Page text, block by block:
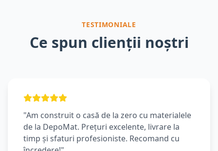
TESTIMONIALE
Ce spun clienții noștri
"Am construit o casă de la zero cu materialele
de la DepoMat. Prețuri excelente, livrare la
timp și sfaturi profesioniste. Recomand cu